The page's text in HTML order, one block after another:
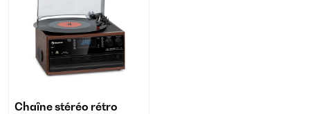
Chaîne stéréo rétro